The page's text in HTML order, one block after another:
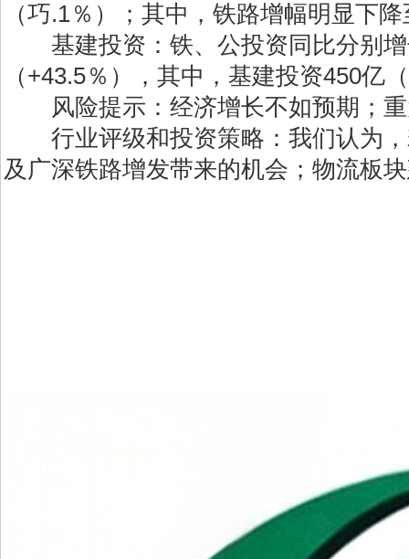
（巧.1％）；其中，铁路增幅明显下
基建投资：铁、公投资同比分别增
（+43.5％），其中，基建投资450亿
风险提示：经济增长不如预期；重
行业评级和投资策略：我们认为，
及广深铁路增发带来的机会；物流板